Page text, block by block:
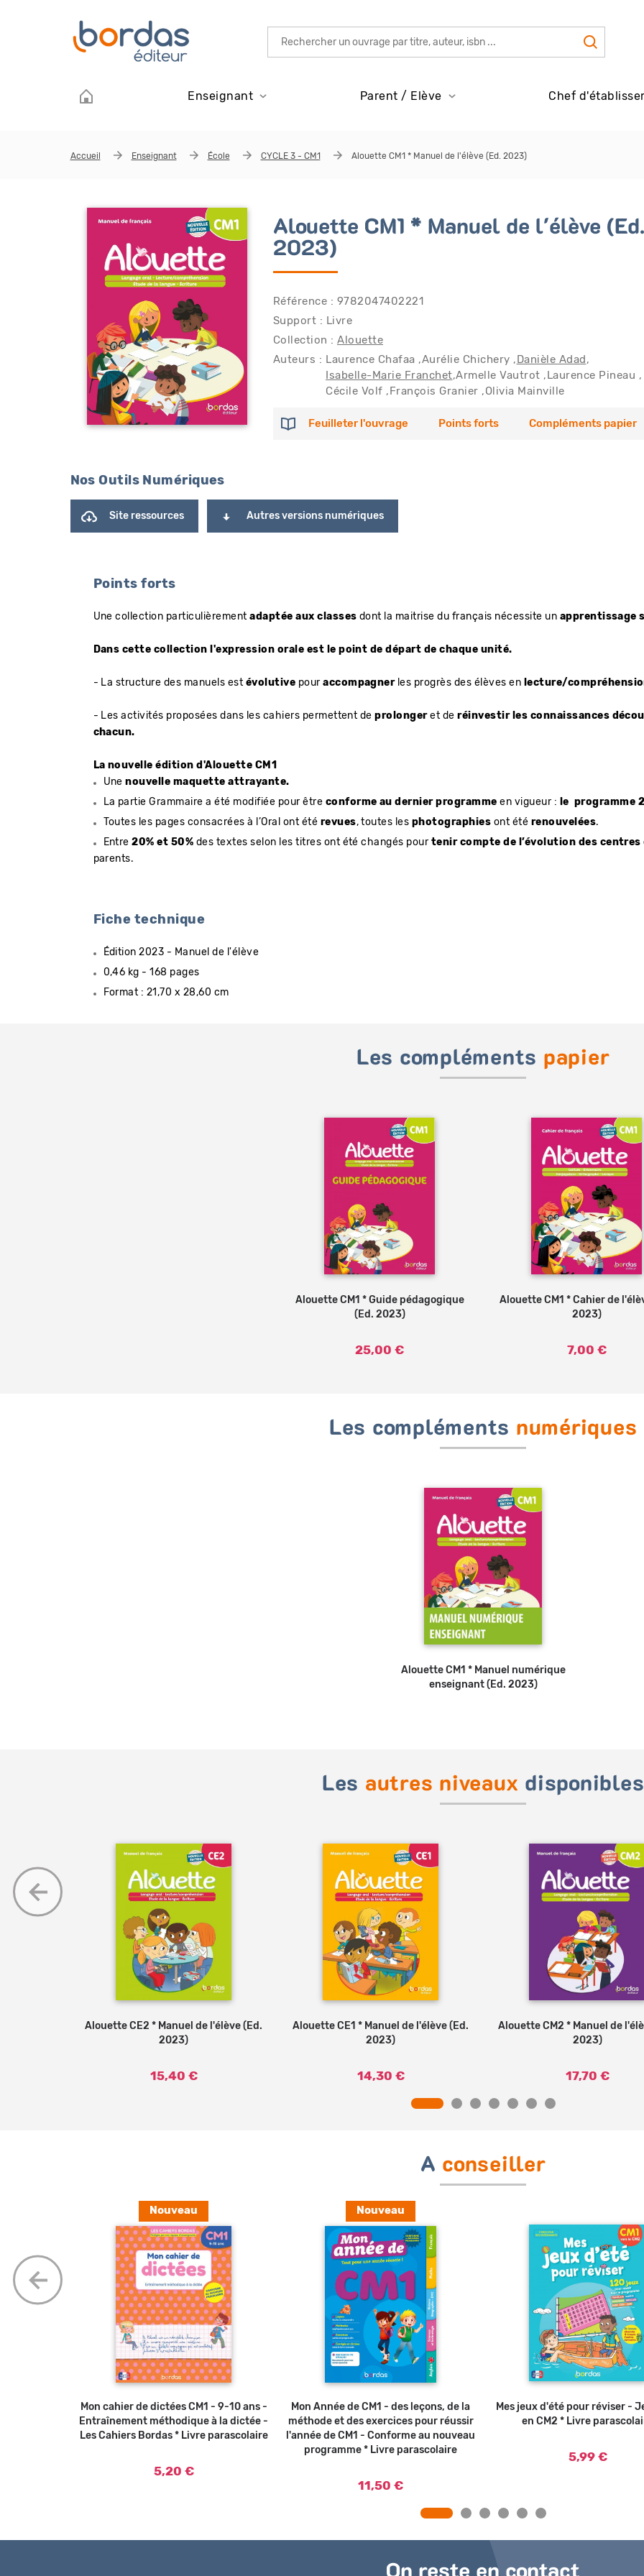
Aller au contenu principal
Enseignant Parent / Elève Chef
Accueil Enseignant École CYCLE 3 - CM1 Alouette CM1 * Manuel de l'élève (Ed. 2023)
Alouette CM1 * Manuel de l'élève (Ed.
2023)
Référence : 9782047402221
Support : Livre
Collection : Alouette
Auteurs : Laurence Chafaa Aurélie Chichery
Danièle Adad
Isabelle-Marie Franchet Armelle Vautrot
Laurence Pineau
Cécile Volf
François Granier Olivia Mainville
Feuilleter l'ouvrage Points forts Compléments papier
Nos Outils Numériques
Site ressources Autres versions numériques
Points forts
Une collection particulièrementadaptée aux classes dont la maitrise du français nécessite un apprentissage
Dans cette collection l'expression orale est le point de départ de chaque unité.
- La structure des manuels est évolutive pouraccompagner les progrès des élèves en lecture/
- Les activités proposées dans les cahiers permettent deprolongeret deréinvestir les connaissances
chacun.
La nouvelle édition d'Alouette CM1
Unenouvelle maquette attrayante.
La partie Grammaire a été modifiée pour être conforme au dernier programme en vigueur : le programme
Toutes les pages consacrées à l’Oral ont été revues, toutes les photographies ont été renouvelées.
Entre 20% et 50% des textes selon les titres ont été changés pour tenir compte de l’évolution des
parents.
Fiche technique
Édition 2023 - Manuel de l'élève
0,46 kg - 168 pages
Format : 21,70 x 28,60 cm
Les compléments papier
Ajouter au panier
Alouette CM1 * Guide pédagogique
(Ed. 2023)
25,00 €
Ajouter au panier
Alouette CM1 * Cahier de
2023)
7,00 €
Les compléments numériques
Alouette CM1 * Manuel numérique
enseignant (Ed. 2023)
Les autres niveaux disponibles
Ajouter au panier
Alouette CE2 * Manuel de l'élève (Ed.
2023)
15,40 €
Ajouter au panier
Alouette CE1 * Manuel de l'élève (Ed.
2023)
14,30 €
Ajouter au panier
Alouette CM2 * Manuel de
2023)
17,70 €
A conseiller
Nouveau
Ajouter au panier
Mon cahier de dictées CM1 - 9-10 ans -
Entraînement méthodique à la dictée -
Les Cahiers Bordas * Livre parascolaire
5,20 €
Nouveau
Ajouter au panier
Mon Année de CM1 - des leçons, de la
méthode et des exercices pour réussir
l'année de CM1 - Conforme au nouveau
programme * Livre parascolaire
11,50 €
Ajouter au
Mes jeux d'été pour réviser -
en CM2 * Livre
5,99 €
On reste en contact